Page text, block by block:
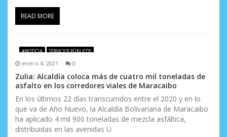
READ MORE
#NOTICIA SERVICIOS PÚBLICOS
enero 4, 2021 0
Zulia: Alcaldía coloca más de cuatro mil toneladas de
asfalto en los corredores viales de Maracaibo
En los últimos 22 días transcurridos entre el 2020 y en lo
que va de Año Nuevo, la Alcaldía Bolivariana de Maracaibo
ha aplicado 4 mil 900 toneladas de mezcla asfáltica,
distribuidas en las avenidas U